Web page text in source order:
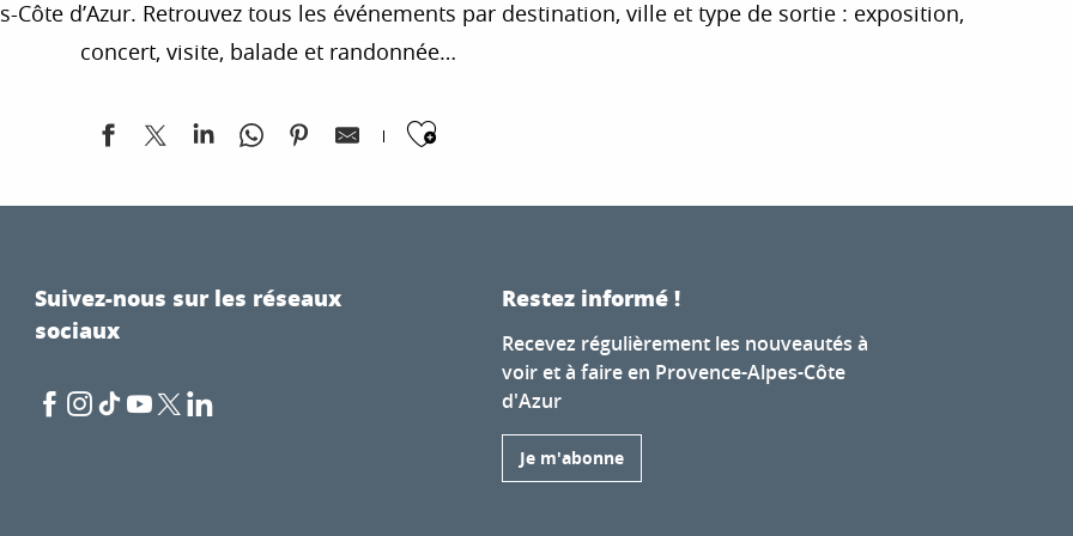
Côte d’Azur. Retrouvez tous les événements par destination, ville et type de sortie : exposition,
concert, visite, balade et randonnée…
Ajouter aux favoris
Suivez-nous sur les réseaux
sociaux
Restez informé !
Recevez régulièrement les nouveautés à
voir et à faire en Provence-Alpes-Côte
d'Azur
Je m'abonne